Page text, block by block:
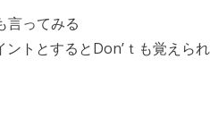
言ってみる
トとするとDon’ｔも覚えら